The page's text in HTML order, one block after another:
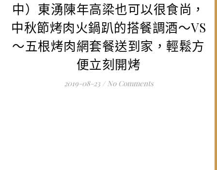
中）東湧陳年高梁也可以很食尚，
中秋節烤肉火鍋趴的搭餐調酒～VS
～五根烤肉網套餐送到家，輕鬆方
便立刻開烤
2019-08-23 / No Comments